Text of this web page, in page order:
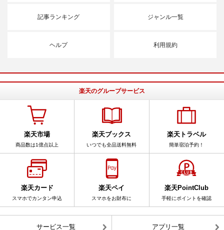
記事ランキング ジャンル一覧
ヘルプ 利用規約
楽天のグループサービス
楽天市場
商品数は1億点以上
楽天ブックス
いつでも全品送料無料
楽天トラベル
簡単宿泊予約！
楽天カード
スマホでカンタン申込
楽天ペイ
スマホをお財布に
楽天PointClub
手軽にポイントを確認
サービス一覧 アプリ一覧